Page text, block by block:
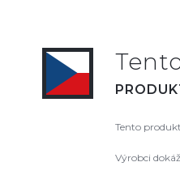
Tento
Výrobci